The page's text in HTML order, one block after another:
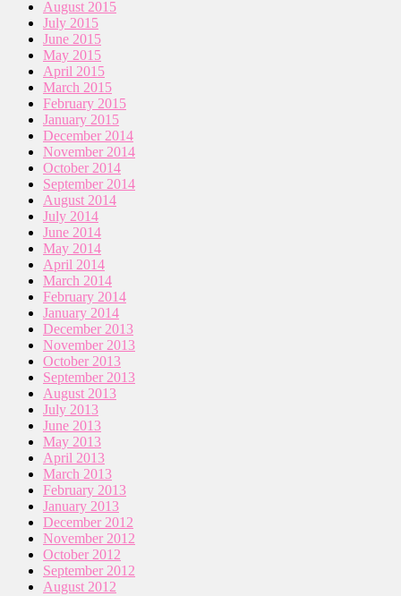
August 2015
July 2015
June 2015
May 2015
April 2015
March 2015
February 2015
January 2015
December 2014
November 2014
October 2014
September 2014
August 2014
July 2014
June 2014
May 2014
April 2014
March 2014
February 2014
January 2014
December 2013
November 2013
October 2013
September 2013
August 2013
July 2013
June 2013
May 2013
April 2013
March 2013
February 2013
January 2013
December 2012
November 2012
October 2012
September 2012
August 2012